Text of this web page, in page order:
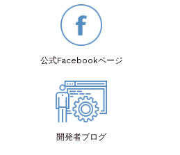
公式Facebookページ
開発者ブログ